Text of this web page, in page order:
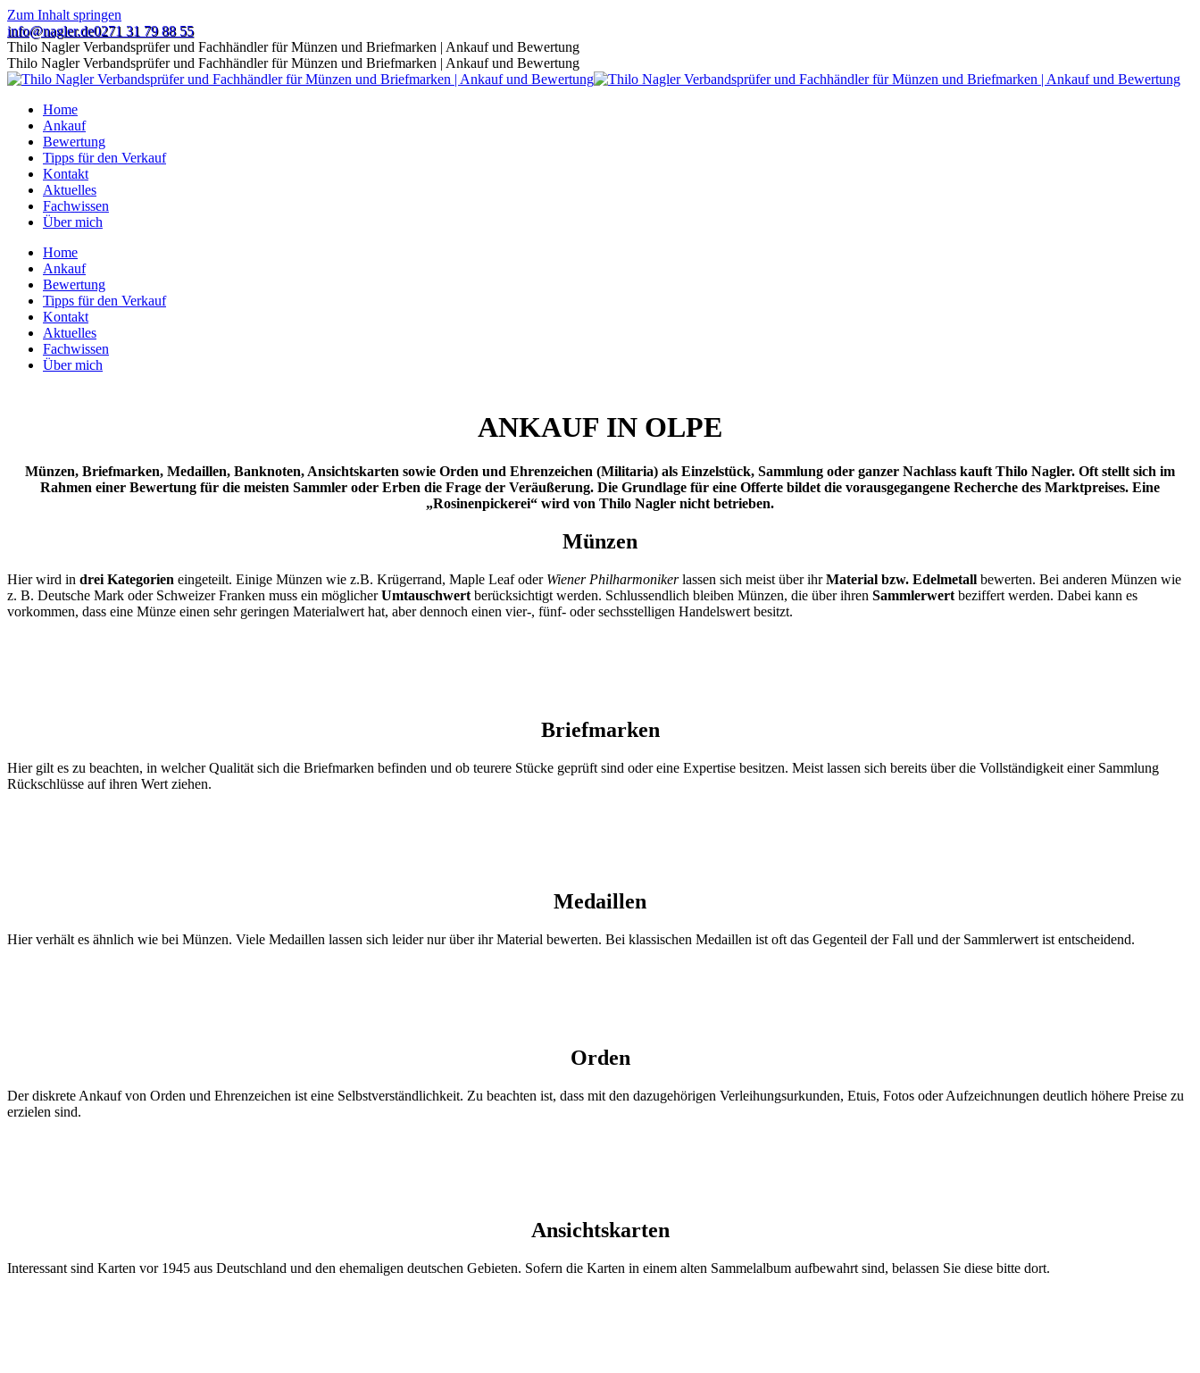
Zum Inhalt springen
info@nagler.de0271 31 79 88 55
Thilo Nagler Verbandsprüfer und Fachhändler für Münzen und Briefmarken | Ankauf und Bewertung
Thilo Nagler Verbandsprüfer und Fachhändler für Münzen und Briefmarken | Ankauf und Bewertung
Home
Ankauf
Bewertung
Tipps für den Verkauf
Kontakt
Aktuelles
Fachwissen
Über mich
Home
Ankauf
Bewertung
Tipps für den Verkauf
Kontakt
Aktuelles
Fachwissen
Über mich
ANKAUF IN OLPE
Münzen, Briefmarken, Medaillen, Banknoten, Ansichtskarten sowie Orden und Ehrenzeichen (Militaria) als Einzelstück, Sammlung oder ganzer Nachlass kauft Thilo Nagler. Oft stellt sich im
Rahmen einer Bewertung für die meisten Sammler oder Erben die Frage der Veräußerung. Die Grundlage für eine Offerte bildet die vorausgegangene Recherche des Marktpreises. Eine
„Rosinenpickerei“ wird von Thilo Nagler nicht betrieben.
Münzen
Hier wird in drei Kategorien eingeteilt. Einige Münzen wie z.B. Krügerrand, Maple Leaf oder Wiener Philharmonikerlassen sich meist über ihrMaterial bzw. Edelmetall bewerten. Bei anderen Münzen wie
z. B. Deutsche Mark oder Schweizer Franken muss ein möglicherUmtauschwert berücksichtigt werden. Schlussendlich bleiben Münzen, die über ihren Sammlerwert beziffert werden. Dabei kann es
vorkommen, dass eine Münze einen sehr geringen Materialwert hat, aber dennoch einen vier-, fünf- oder sechsstelligen Handelswert besitzt.
Briefmarken
Hier gilt es zu beachten, in welcher Qualität sich die Briefmarken befinden und ob teurere Stücke geprüft sind oder eine Expertise besitzen. Meist lassen sich bereits über die Vollständigkeit einer Sammlung
Rückschlüsse auf ihren Wert ziehen.
Medaillen
Hier verhält es ähnlich wie bei Münzen. Viele Medaillen lassen sich leider nur über ihr Material bewerten. Bei klassischen Medaillen ist oft das Gegenteil der Fall und der Sammlerwert ist entscheidend.
Orden
Der diskrete Ankauf von Orden und Ehrenzeichen ist eine Selbstverständlichkeit. Zu beachten ist, dass mit den dazugehörigen Verleihungsurkunden, Etuis, Fotos oder Aufzeichnungen deutlich höhere Preise zu
erzielen sind.
Ansichtskarten
Interessant sind Karten vor 1945 aus Deutschland und den ehemaligen deutschen Gebieten. Sofern die Karten in einem alten Sammelalbum aufbewahrt sind, belassen Sie diese bitte dort.